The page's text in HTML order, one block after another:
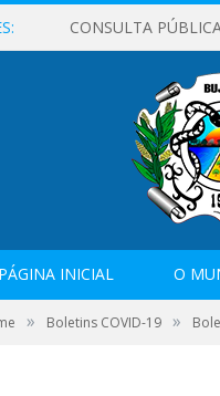
CONSULTA
PÁGINA INICIAL O
» Boletins COVID-19 »